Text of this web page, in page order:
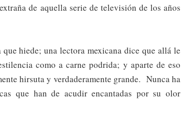
de aquella serie de televisión de los años
hiede; una lectora mexicana dice que allá le
como a carne podrida; y aparte de eso
hirsuta y verdaderamente grande. Nunca ha
que han de acudir encantadas por su olor